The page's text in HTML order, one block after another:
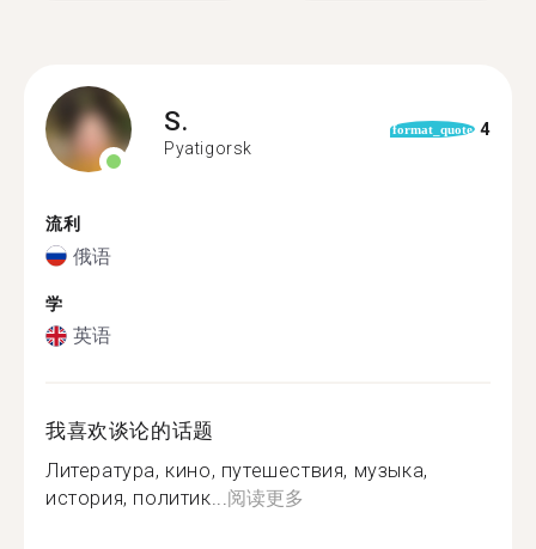
S.
Pyatigorsk
format_quote 4
流利
俄语
学
英语
我喜欢谈论的话题
Литература, кино, путешествия, музыка,
история, политик...阅读更多